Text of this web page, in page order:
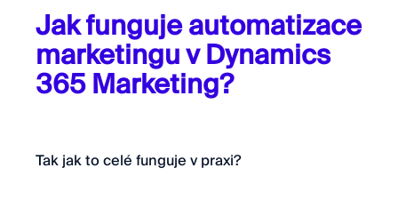
Jak funguje automatizace
marketingu v Dynamics
365 Marketing?
Tak jak to celé funguje v praxi?